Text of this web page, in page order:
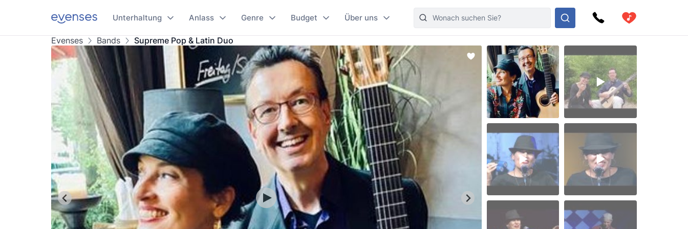
Unterhaltung Anlass Genre Budget Über uns
Evenses Bands Supreme Pop & Latin Duo